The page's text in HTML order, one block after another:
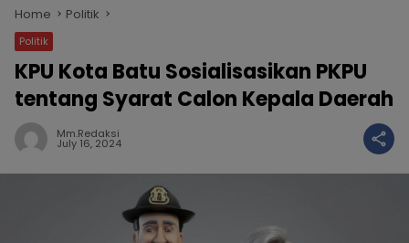
Home Politik
Politik
KPU Kota Batu Sosialisasikan PKPU
tentang Syarat Calon Kepala Daerah
Mm.redaksi
July 16, 2024